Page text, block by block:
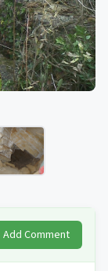
Add Comment